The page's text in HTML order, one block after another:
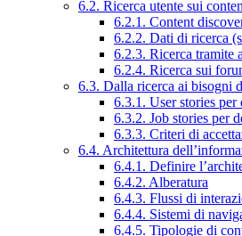
6.2. Ricerca utente sui
6.2.1. Content
6.2.2. Dati di ricerca
6.2.3. Ricerca tramite
6.2.4. Ricerca sui
6.3. Dalla ricerca ai bisogni
6.3.1. User stories
6.3.2. Job stories per
6.3.3. Criteri di
6.4. Architettura
6.4.1. Definire
6.4.2. Alberatura
6.4.3. Flussi di
6.4.4. Sistemi di
6.4.5. Tipologie di